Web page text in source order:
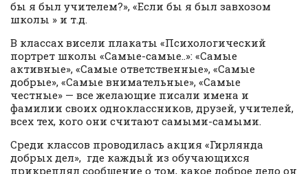
бы я был учителем?», «Если бы я был завхозом
школы » и т.д.
В классах висели плакаты «Психологический
портрет школы «Самые-самые..»: «Самые
активные», «Самые ответственные», «Самые
добрые», «Самые внимательные», «Самые
честные» — все желающие писали имена и
фамилии своих одноклассников, друзей, учителей,
всех тех, кого они считают самыми-самыми.
Среди классов проводилась акция «Гирлянда
добрых дел», где каждый из обучающихся
прикреплял сообщение о том, какое доброе дело он